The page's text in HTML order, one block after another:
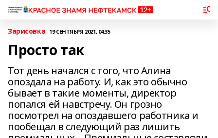
Зарисовка 19 СЕНТЯБРЯ 2021, 04:35
Просто так
Тот день начался с того, что Алина
опоздала на работу. И, как это обычно
бывает в такие моменты, директор
попался ей навстречу. Он грозно
посмотрел на опоздавшего работника и
пообещал в следующий раз лишить